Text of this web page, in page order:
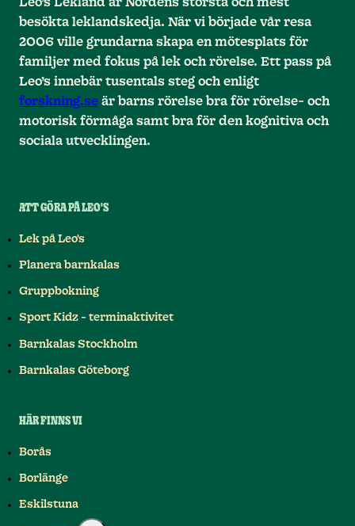
Leo’s Lekland är Nordens största och mest
besökta leklandskedja. När vi började vår resa
2006 ville grundarna skapa en mötesplats för
familjer med fokus på lek och rörelse. Ett pass på
Leo’s innebär tusentals steg och enligt
forskning.se är barns rörelse bra för rörelse- och
motorisk förmåga samt bra för den kognitiva och
sociala utvecklingen.
ATT GÖRA PÅ LEO'S
Lek på Leo's
Planera barnkalas
Gruppbokning
Sport Kidz - terminaktivitet
Barnkalas Stockholm
Barnkalas Göteborg
HÄR FINNS VI
Borås
Borlänge
Eskilstuna